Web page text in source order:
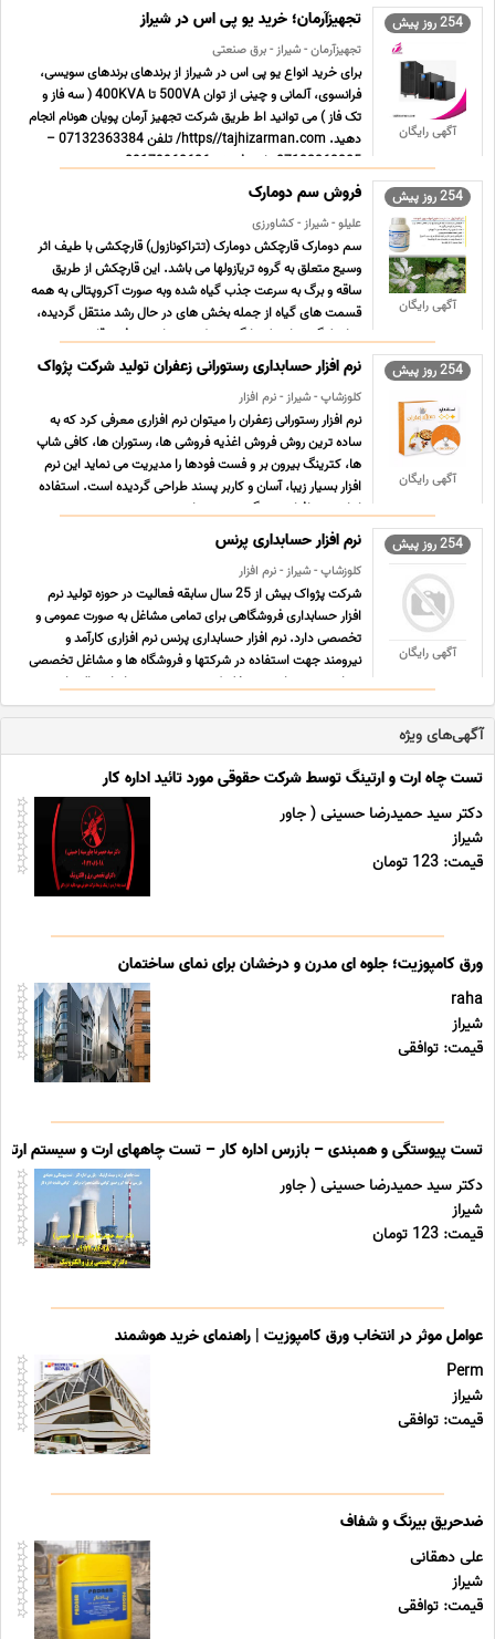
254 روز پیش
آگهی رایگان
تجهیزآرمان؛ خرید یو پی اس در شیراز
تجهیزآرمان - شیراز - برق صنعتی
برای خرید انواع یو پی اس در شیراز از برندهای برندهای سویسی،
فرانسوی، آلمانی و چینی از توان 500VA تا 400KVA ( سه فاز و
تک فاز ) می توانید اط طریق شرکت تجهیز آرمان پویان هونام انجام
دهید. https//tajhizarman.com/ تلفن 07132363384 –
07132363385 واحد فروش 09179968626 ...
254 روز پیش
آگهی رایگان
فروش سم دومارک
علیلو - شیراز - کشاورزی
سم دومارک قارچکش دومارک (تتراکونازول) قارچکشی با طیف اثر
وسیع متعلق به گروه تریآزولها می باشد. این قارچکش از طریق
ساقه و برگ به سرعت جذب گیاه شده وبه صورت آکروپتالی به همه
قسمت های گیاه از جمله بخش های در حال رشد منتقل گردیده،
و با جلوگیری از تولید ارگوسترول سبب از بین رفتن قارچ ... ...
254 روز پیش
آگهی رایگان
نرم افزار حسابداری رستورانی زعفران تولید شرکت پژواک
کلوزشاپ - شیراز - نرم افزار
نرم افزار رستورانی زعفران را میتوان نرم افزاری معرفی کرد که به
ساده ترین روش فروش اغذیه فروشی ها، رستوران ها، کافی شاپ
ها، کترینگ بیرون بر و فست فودها را مدیریت می نماید این نرم
افزار بسیار زیبا، آسان و کاربر پسند طراحی گردیده است. استفاده
از این نرم افزار هیچ گونه پیش نیازی به د ... ...
254 روز پیش
آگهی رایگان
نرم افزار حسابداری پرنس
کلوزشاپ - شیراز - نرم افزار
شرکت پژواک بیش از 25 سال سابقه فعالیت در حوزه تولید نرم
افزار حسابداری فروشگاهی برای تمامی مشاغل به صورت عمومی و
تخصصی دارد. نرم افزار حسابداری پرنس نرم افزاری کارآمد و
نیرومند جهت استفاده در شرکتها و فروشگاه ها و مشاغل تخصصی
میباشد. در دنیای پرمشغله کنونی مدیریت حسابهای مالی با ... ...
آگهی‌های ویژه
تست چاه ارت و ارتینگ توسط شرکت حقوقی مورد تائید اداره کار
دکتر سید حمیدرضا حسینی ( جاور
شیراز
قیمت: 123 تومان
ورق کامپوزیت؛ جلوه ای مدرن و درخشان برای نمای ساختمان
raha
شیراز
قیمت: توافقی
تست پیوستگی و همبندی – بازرس اداره کار – تست چاههای ارت و سیستم
دکتر سید حمیدرضا حسینی ( جاور
شیراز
قیمت: 123 تومان
عوامل موثر در انتخاب ورق کامپوزیت | راهنمای خرید هوشمند
Perm
شیراز
قیمت: توافقی
ضدحریق بیرنگ و شفاف
علی دهقانی
شیراز
قیمت: توافقی